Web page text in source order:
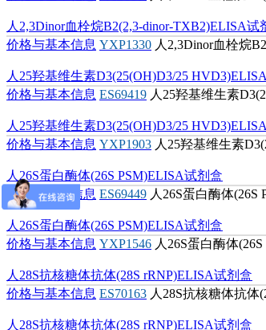
人2,3Dinor血栓烷
人2,3Dinor血栓烷B2(2,3-dinor-TXB2)ELISA试
价格与基本信息 YXP1330 人2,3Dinor血栓烷
人25羟基维生素D3(25(OH)D3/25
价格与基本信息 ES69419 人25羟基维生素
人25羟基维生素D3(25(OH)D3/25
价格与基本信息 YXP1903 人25羟基维生素
人26S蛋白酶体(26S PSM)ELISA试剂盒
价格与基本信息 ES69449 人26S蛋白酶体(26S
价格与基本信息 YXP1546 人26S蛋白酶体(26S